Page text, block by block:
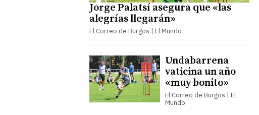
Jorge Palatsí asegura que «las
alegrías llegarán»
El Correo de Burgos | El Mundo
Undabarrena
vaticina un año
«muy bonito»
El Correo de Burgos | El
Mundo